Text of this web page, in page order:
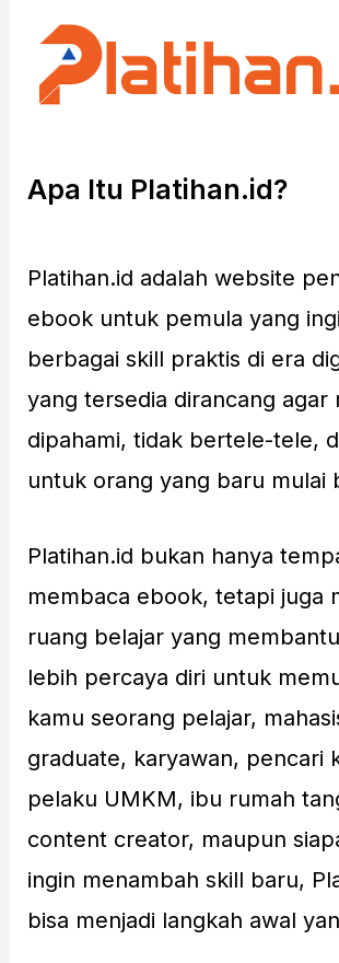
Apa Itu Platihan.id?
Platihan.id adalah website
ebook untuk pemula yang
berbagai skill praktis di era
yang tersedia dirancang agar
dipahami, tidak bertele-tele,
untuk orang yang baru mulai
Platihan.id bukan hanya
membaca ebook, tetapi juga
ruang belajar yang
lebih percaya diri untuk
kamu seorang pelajar,
graduate, karyawan, pencari
pelaku UMKM, ibu rumah
content creator, maupun
ingin menambah skill baru,
bisa menjadi langkah awal